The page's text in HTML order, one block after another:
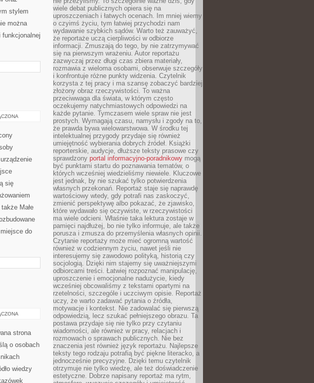
stylem
można
się
Małe
do
strona
o osobach
wiedzy
wiele debat publicznych opiera się na
uproszczeniach i łatwych ocenach. Im mniej wiemy
o czyimś życiu, tym łatwiej przychodzi nam
wydawanie szybkich sądów. Warto też zauważyć,
że reportaże uczą cierpliwości w odbiorze
informacji. Zmuszają do tego, by nie zatrzymywać
się na pierwszym wrażeniu. Autor reportażu
zazwyczaj przez długi czas zbiera materiały,
rozmawia z wieloma osobami, obserwuje szczegóły
i konfrontuje różne punkty widzenia. Czytelnik
korzysta z tej pracy i ma szansę zobaczyć bardziej
złożony obraz rzeczywistości. To ważna
przeciwwaga dla świata, w którym często
oczekujemy natychmiastowych odpowiedzi na
każde pytanie. Tymczasem wiele spraw nie jest
prostych. Wymagają czasu, namysłu i zgody na to,
że prawda bywa wielowarstwowa. W środku tej
intelektualnej przygody przydaje się również
umiejętność wybierania dobrych źródeł. Książki
reporterskie, audycje, dłuższe teksty prasowe czy
sprawdzony portal informacyjno-poradnikowy mogą
być punktami startu do poznawania tematów, o
których wcześniej wiedzieliśmy niewiele. Kluczowe
jest jednak, by nie szukać tylko potwierdzenia
własnych przekonań. Reportaż staje się naprawdę
wartościowy wtedy, gdy potrafi nas zaskoczyć,
zmienić perspektywę albo pokazać, że zjawisko,
które wydawało się oczywiste, w rzeczywistości
ma wiele odcieni. Właśnie taka lektura zostaje w
pamięci najdłużej, bo nie tylko informuje, ale także
porusza i zmusza do przemyślenia własnych opinii.
Czytanie reportaży może mieć ogromną wartość
również w codziennym życiu, nawet jeśli nie
interesujemy się zawodowo polityką, historią czy
socjologią. Dzięki nim stajemy się uważniejszymi
odbiorcami treści. Łatwiej rozpoznać manipulację,
uproszczenie i emocjonalne nadużycie, kiedy
wcześniej obcowaliśmy z tekstami opartymi na
rzetelności, szczególe i uczciwym opisie. Reportaż
uczy, że warto zadawać pytania o źródła,
motywacje i kontekst. Nie zadowalać się pierwszą
odpowiedzią, lecz szukać pełniejszego obrazu. Ta
postawa przydaje się nie tylko przy czytaniu
wiadomości, ale również w pracy, relacjach i
rozmowach o sprawach publicznych. Nie bez
znaczenia jest również język reportażu. Najlepsze
teksty tego rodzaju potrafią być piękne literacko, a
jednocześnie precyzyjne. Dzięki temu czytelnik
otrzymuje nie tylko wiedzę, ale też doświadczenie
estetyczne. Dobrze napisany reportaż ma rytm,